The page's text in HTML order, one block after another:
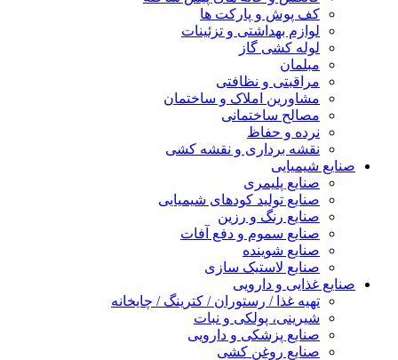
کف پوش و پارکت ها
لوازم بهداشتی و تزئینات
لوله کشی گاز
مبلمان
مراقبتی و نظافتی
مشاورین املاک و ساختمان
مصالح ساختمانی
نرده و حفاظ
نقشه برداری و نقشه کشی
صنایع شیمیایی
صنایع پلیمری
صنایع تولید کودهای شیمیایی
صنایع رنگ و رزین
صنایع سموم و دفع آفات
صنایع شوینده
صنایع لاستیک سازی
صنایع غذایی و دارویی
تهیه غذا / رستوران / کترینگ / چایخانه
شیرینی، پولکی و نبات
صنایع پزشکی و دارویی
صنایع روغن کشی